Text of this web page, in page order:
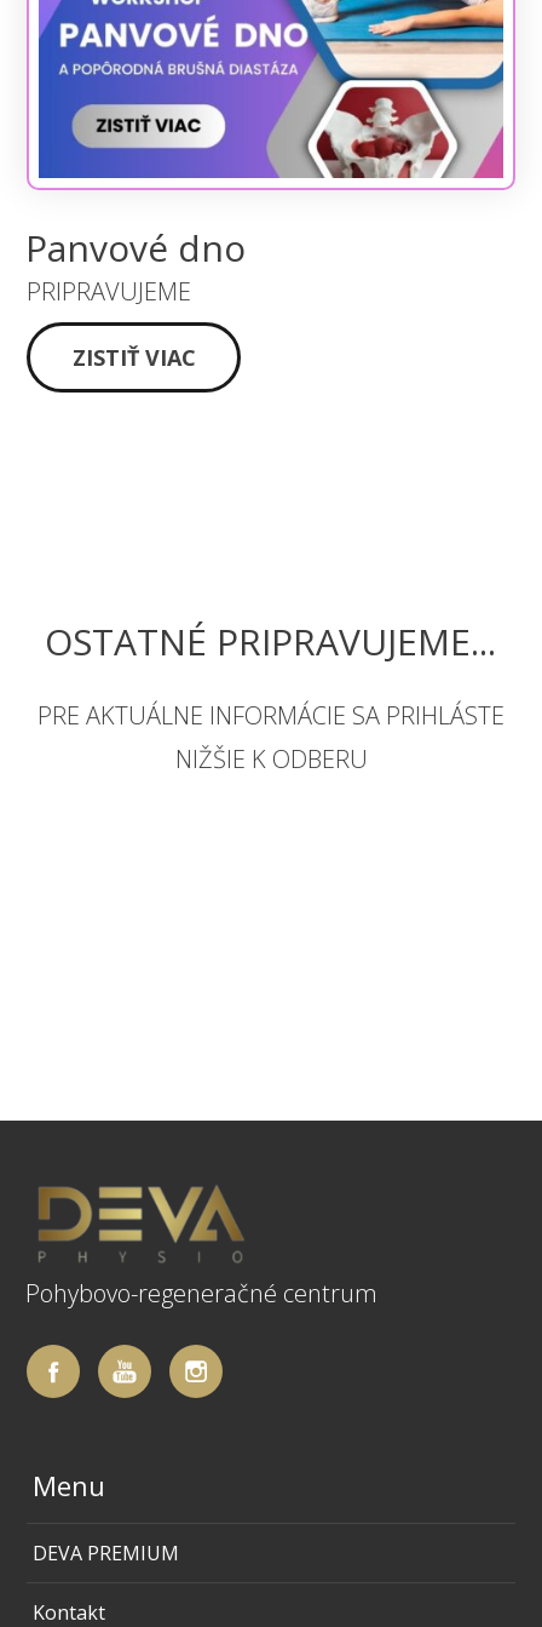
Panvové dno
PRIPRAVUJEME
ZISTIŤ VIAC
OSTATNÉ PRIPRAVUJEME...
PRE AKTUÁLNE INFORMÁCIE SA PRIHLÁSTE
NIŽŠIE K ODBERU
Pohybovo-regeneračné centrum
Menu
DEVA PREMIUM
Kontakt